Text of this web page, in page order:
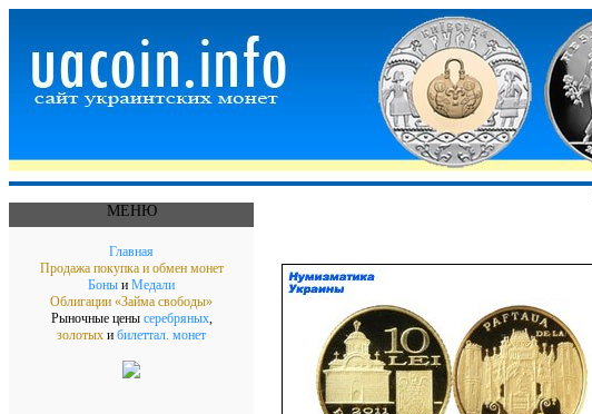
МЕНЮ
Главная
Продажа покупка и обмен монет
Боны и Медали
Облигации «Займа свободы»
Рыночные цены серебряных,
золотых и билеттал. монет